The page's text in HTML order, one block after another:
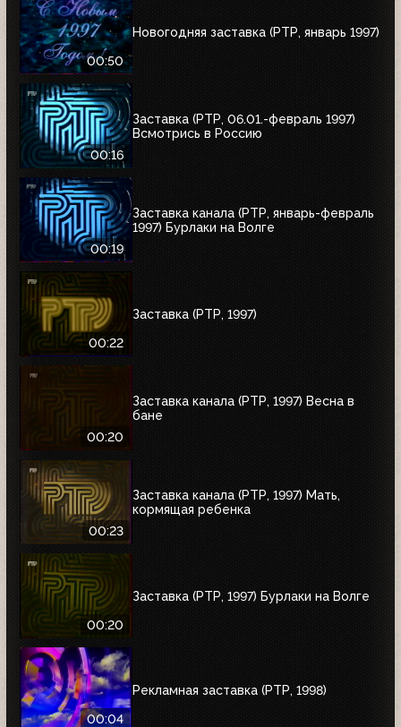
00:50
Новогодняя заставка (РТР, январь 1997)
00:16
Заставка (РТР, 06.01.-февраль 1997)
Всмотрись в Россию
00:19
Заставка канала (РТР, январь-февраль
1997) Бурлаки на Волге
00:22
Заставка (РТР, 1997)
00:20
Заставка канала (РТР, 1997) Весна в
бане
00:23
Заставка канала (РТР, 1997) Мать,
кормящая ребенка
00:20
Заставка (РТР, 1997) Бурлаки на Волге
00:04
Рекламная заставка (РТР, 1998)